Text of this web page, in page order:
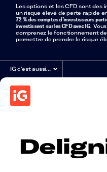
Les options et les CFD sont des
un risque élevé de perte rapide
72 % des comptes d’investisseurs
investissent sur les CFD avec IG.
comprenez le fonctionnement
permettre de prendre le risque
IG c'est aussi…